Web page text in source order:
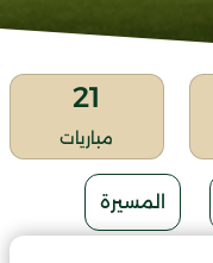
21
مباريات
المسيرة